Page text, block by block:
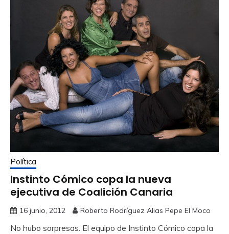
Política
Instinto Cómico copa la nueva
ejecutiva de Coalición Canaria
16 junio, 2012 Roberto Rodríguez Alias Pepe El Moco
No hubo sorpresas. El equipo de Instinto Cómico copa la